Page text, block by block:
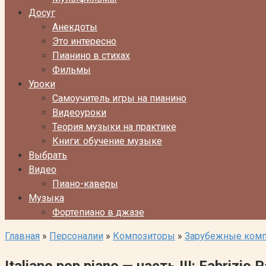
Досуг
Анекдоты
Это интересно
Пианино в стихах
Фильмы
Уроки
Самоучитель игры на пианино
Видеоуроки
Теория музыки на практике
Книги: обучение музыке
Выбрать
Видео
Пиано-каверы
Музыка
Фортепиано в джазе
Главная » Персоналии » Композиторы » Зарубежные